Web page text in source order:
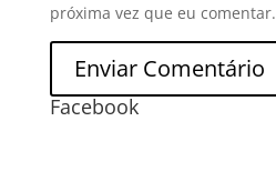
próxima vez que eu comentar.
Facebook